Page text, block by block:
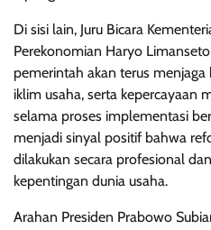
Di sisi lain, Juru Bicara
Perekonomian Haryo
pemerintah akan terus
iklim usaha, serta kepercayaan
selama proses implementasi
menjadi sinyal positif bahwa
dilakukan secara profesional
kepentingan dunia usaha.
Arahan Presiden Prabowo